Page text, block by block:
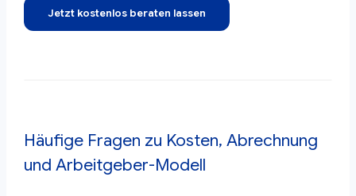
Jetzt kostenlos beraten lassen
Häufige Fragen zu Kosten, Abrechnung
und Arbeitgeber-Modell